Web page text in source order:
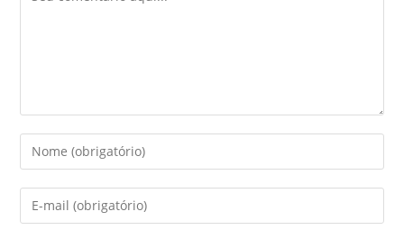
Digite
seu
nome
ou
Digite
seu